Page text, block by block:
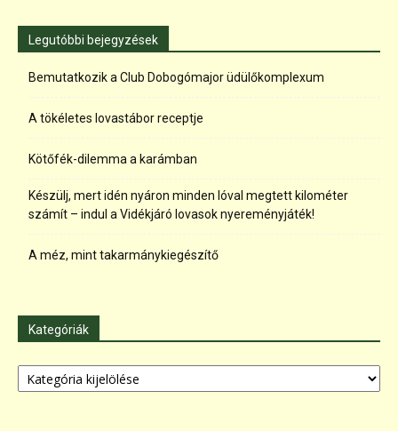
Legutóbbi bejegyzések
Bemutatkozik a Club Dobogómajor üdülőkomplexum
A tökéletes lovastábor receptje
Kötőfék-dilemma a karámban
Készülj, mert idén nyáron minden lóval megtett kilométer
számít – indul a Vidékjáró lovasok nyereményjáték!
A méz, mint takarmánykiegészítő
Kategóriák
Kategóriák